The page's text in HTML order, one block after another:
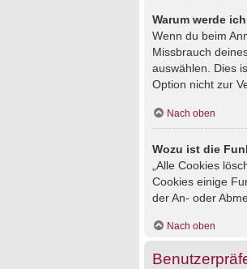
Warum werde
Wenn du beim
Missbrauch
auswählen. Dies
Option nicht zur
Nach oben
Wozu ist die
„Alle Cookies
Cookies einige
der An- oder
Nach oben